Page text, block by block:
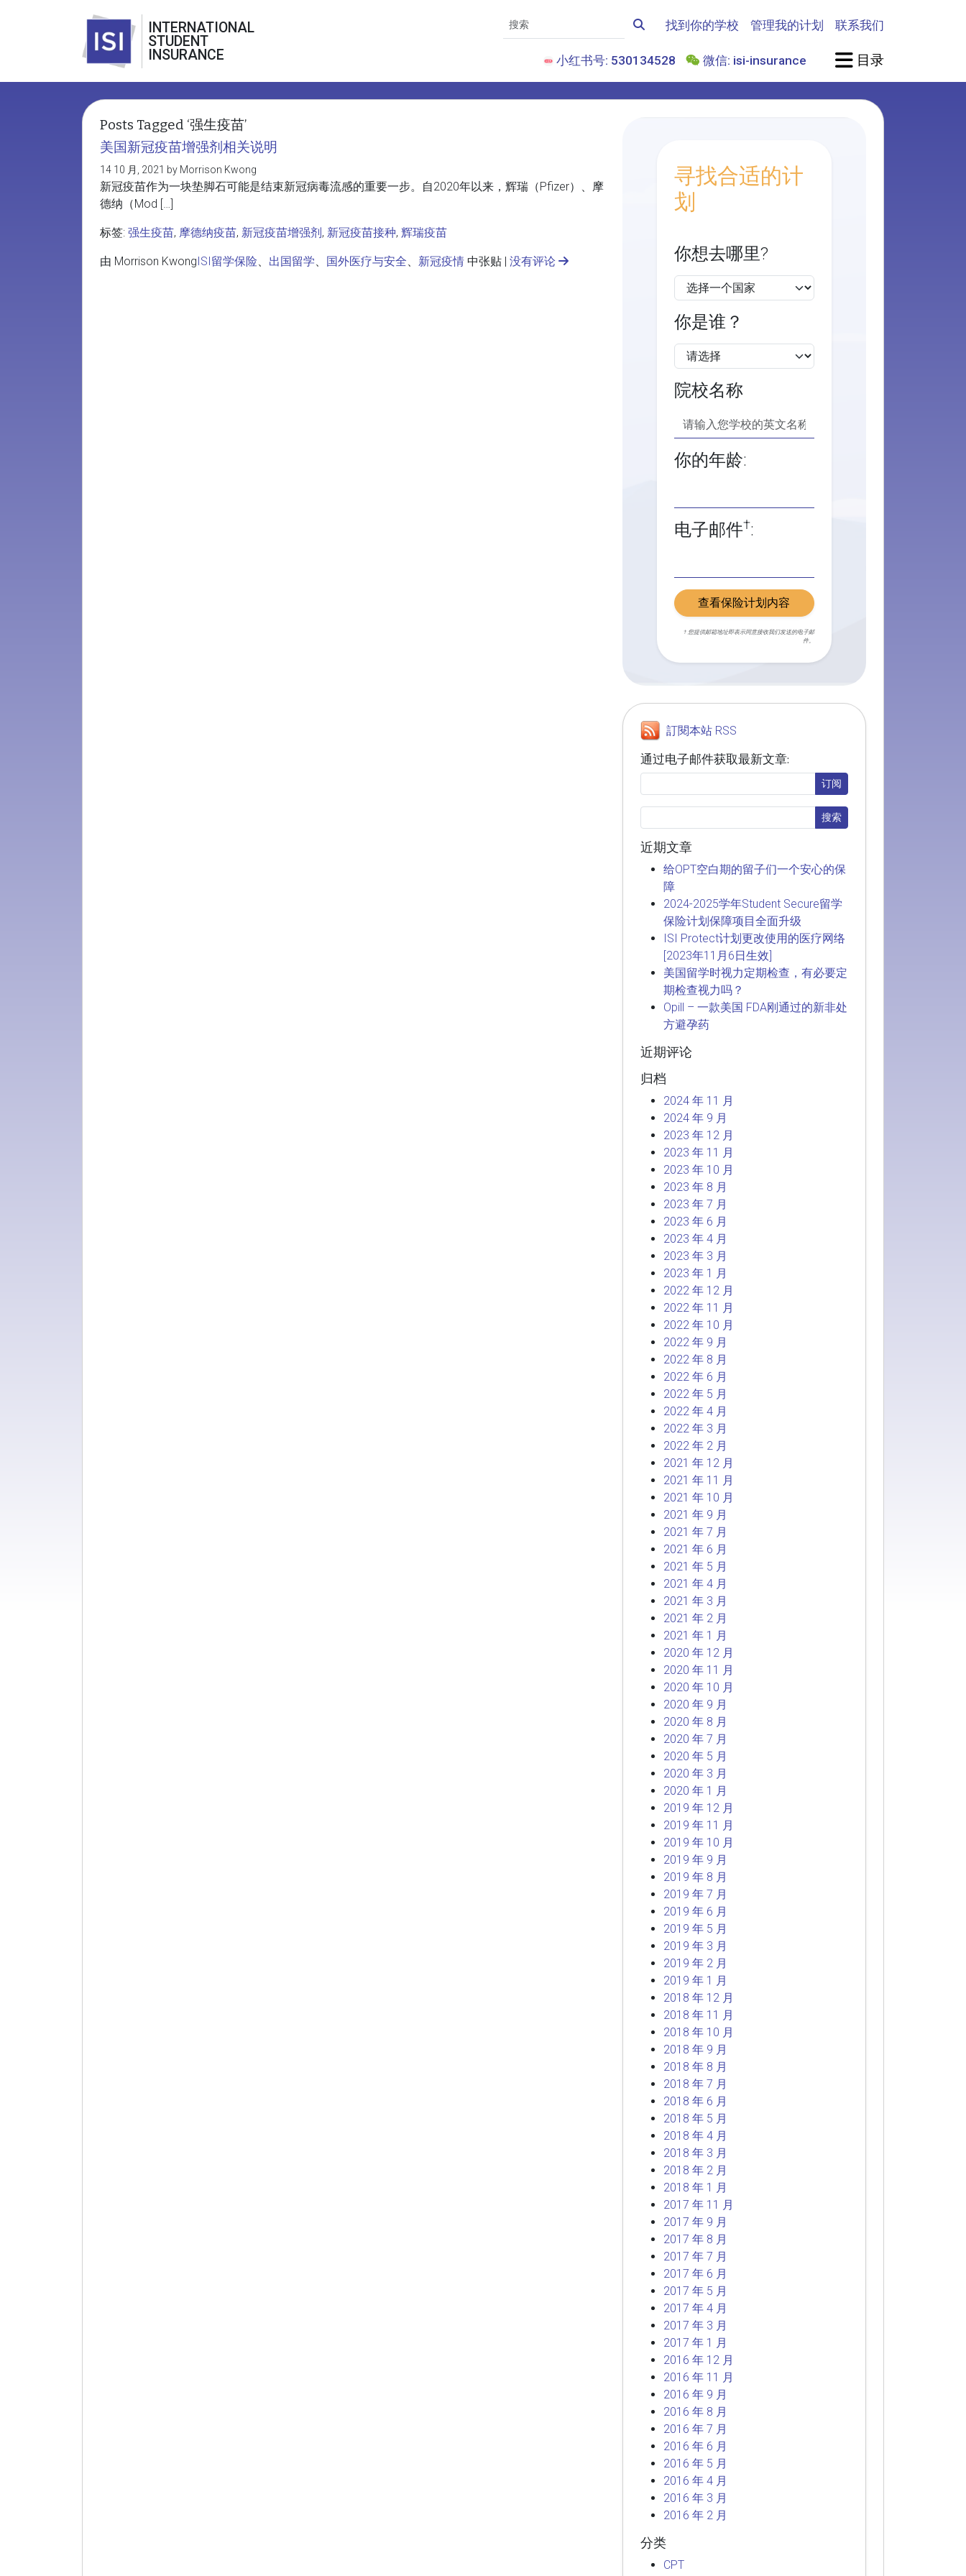
INTERNATIONAL
STUDENT
INSURANCE
找到你的学校 管理我的计划 联系我们
小红书号: 530134528 微信: isi-insurance 目录
Posts Tagged ‘强生疫苗’
美国新冠疫苗增强剂相关说明
14 10 月, 2021 by Morrison Kwong
新冠疫苗作为一块垫脚石可能是结束新冠病毒流感的重要一步。自2020年以来，辉瑞（Pfizer）、摩
德纳（Mod […]
标签: 强生疫苗, 摩德纳疫苗, 新冠疫苗增强剂, 新冠疫苗接种, 辉瑞疫苗
由 Morrison KwongISI留学保险、 出国留学、 国外医疗与安全、 新冠疫情 中张贴 | 没有评论
寻找合适的计
划
你想去哪里?
你是谁？
院校名称
你的年龄:
电子邮件†:
查看保险计划内容
† 您提供邮箱地址即表示同意接收我们发送的电子邮
件。
訂閱本站 RSS
通过电子邮件获取最新文章:
近期文章
给OPT空白期的留子们一个安心的保
障
2024-2025学年Student Secure留学
保险计划保障项目全面升级
ISI Protect计划更改使用的医疗网络
[2023年11月6日生效]
美国留学时视力定期检查，有必要定
期检查视力吗？
Opill – 一款美国 FDA刚通过的新非处
方避孕药
近期评论
归档
2024 年 11 月
2024 年 9 月
2023 年 12 月
2023 年 11 月
2023 年 10 月
2023 年 8 月
2023 年 7 月
2023 年 6 月
2023 年 4 月
2023 年 3 月
2023 年 1 月
2022 年 12 月
2022 年 11 月
2022 年 10 月
2022 年 9 月
2022 年 8 月
2022 年 6 月
2022 年 5 月
2022 年 4 月
2022 年 3 月
2022 年 2 月
2021 年 12 月
2021 年 11 月
2021 年 10 月
2021 年 9 月
2021 年 7 月
2021 年 6 月
2021 年 5 月
2021 年 4 月
2021 年 3 月
2021 年 2 月
2021 年 1 月
2020 年 12 月
2020 年 11 月
2020 年 10 月
2020 年 9 月
2020 年 8 月
2020 年 7 月
2020 年 5 月
2020 年 3 月
2020 年 1 月
2019 年 12 月
2019 年 11 月
2019 年 10 月
2019 年 9 月
2019 年 8 月
2019 年 7 月
2019 年 6 月
2019 年 5 月
2019 年 3 月
2019 年 2 月
2019 年 1 月
2018 年 12 月
2018 年 11 月
2018 年 10 月
2018 年 9 月
2018 年 8 月
2018 年 7 月
2018 年 6 月
2018 年 5 月
2018 年 4 月
2018 年 3 月
2018 年 2 月
2018 年 1 月
2017 年 11 月
2017 年 9 月
2017 年 8 月
2017 年 7 月
2017 年 6 月
2017 年 5 月
2017 年 4 月
2017 年 3 月
2017 年 1 月
2016 年 12 月
2016 年 11 月
2016 年 9 月
2016 年 8 月
2016 年 7 月
2016 年 6 月
2016 年 5 月
2016 年 4 月
2016 年 3 月
2016 年 2 月
分类
CPT